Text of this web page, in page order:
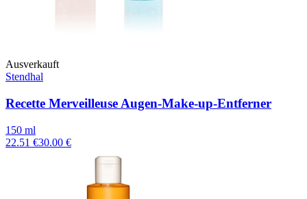
Ausverkauft
Stendhal
Recette Merveilleuse Augen-Make-up-Entferner
150 ml
22.51 €30.00 €